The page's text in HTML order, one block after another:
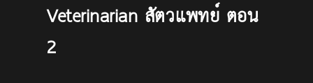
Veterinarian สัตวแพทย์ ตอน
2